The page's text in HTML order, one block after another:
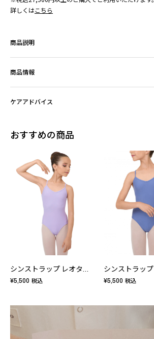
詳しくはこちら
商品説明
商品情報
ケアアドバイス
おすすめの商品
シンストラップ レオタード - キッズ
¥5,500 税込 ¥5,500 税込